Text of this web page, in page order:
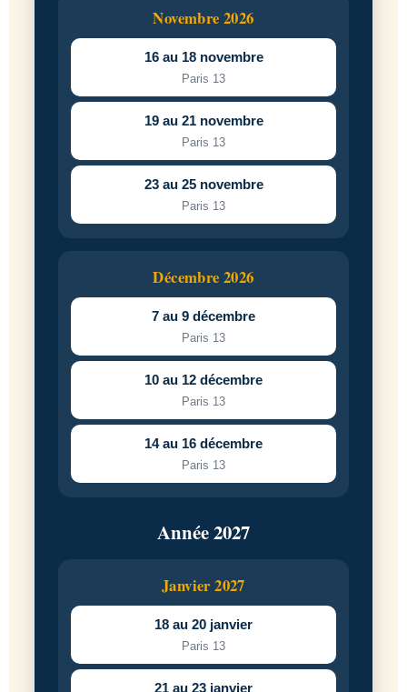
Novembre 2026
16 au 18 novembre
Paris 13
19 au 21 novembre
Paris 13
23 au 25 novembre
Paris 13
Décembre 2026
7 au 9 décembre
Paris 13
10 au 12 décembre
Paris 13
14 au 16 décembre
Paris 13
Année 2027
Janvier 2027
18 au 20 janvier
Paris 13
21 au 23 janvier